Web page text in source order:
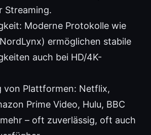
Streaming.
Moderne Protokolle wie
ermöglichen stabile
auch bei HD/4K-
von Plattformen: Netflix,
Prime Video, Hulu, BBC
– oft zuverlässig, oft auch